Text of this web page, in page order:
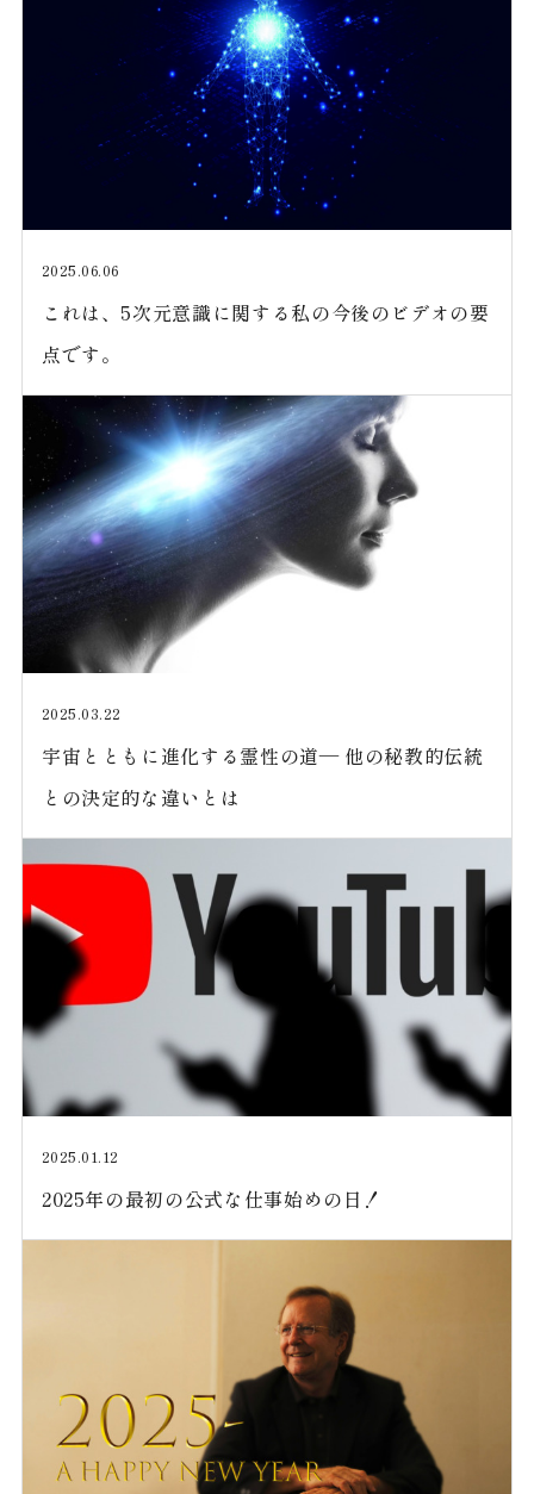
2025.06.06
これは、5次元意識に関する私の今後のビデオの要
点です。
2025.03.22
宇宙とともに進化する霊性の道— 他の秘教的伝統
との決定的な違いとは
2025.01.12
2025年の最初の公式な仕事始めの日！